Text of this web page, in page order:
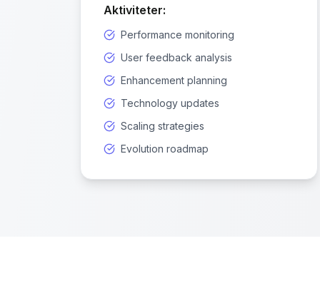
Aktiviteter:
Performance monitoring
User feedback analysis
Enhancement planning
Technology updates
Scaling strategies
Evolution roadmap